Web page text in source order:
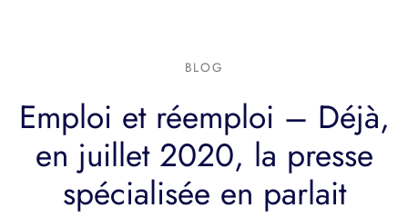
BLOG
Emploi et réemploi – Déjà,
en juillet 2020, la presse
spécialisée en parlait
du commerce